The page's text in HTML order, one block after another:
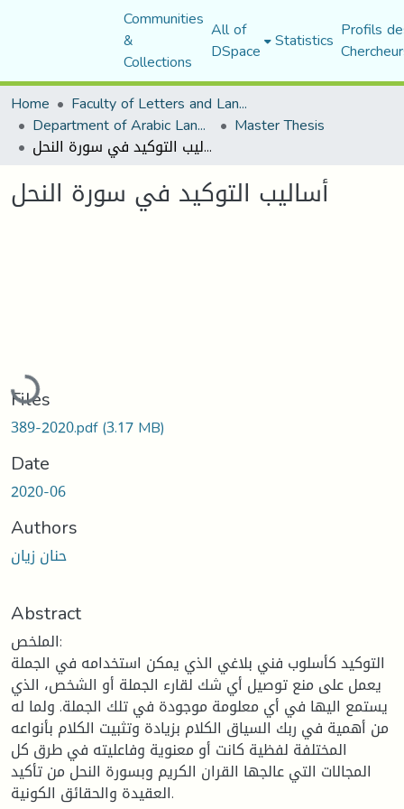
Communities
&
Collections
All of
DSpace Statistics Profils
Home
Faculty of Letters and Languages
Department of Arabic Language and Literature Master Thesis
أساليب التوكيد في سورة النحل
أساليب التوكيد في سورة النحل
Loading...
Files
389-2020.pdf(3.17 MB)
Date
2020-06
Authors
حنان زيان
Abstract
الملخص:
التوكيد كأسلوب فني بلاغي الذي يمكن استخدامه في الجملة
يعمل على منع توصيل أي شك لقارء الجملة أو الشخص، الذي
يستمع اليها في أي معلومة موجودة في تلك الجملة. ولما له
من أهمية في ربك السياق الكلام بزيادة وتثبيت الكلام بأنواعه
المختلفة لفظية كانت أو معنوية وفاعليته في طرق كل
المجالات التي عالجها القران الكريم وبسورة النحل من تأكيد
العقيدة والحقائق الكونية.